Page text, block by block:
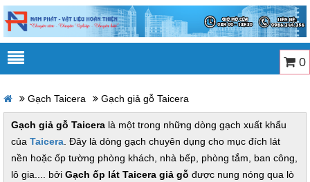
0
Gạch Taicera Gạch giả gỗ Taicera
Gạch giả gỗ Taicera là một trong những dòng gạch xuất khẩu
của Taicera . Đây là dòng gạch chuyên dụng cho mục đích lát
nền hoặc ốp tường phòng khách, nhà bếp, phòng tắm, ban công,
lô gia.... bởi Gạch ốp lát Taicera giả gỗ được nung nóng qua lò